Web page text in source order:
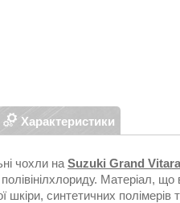
Характеристики
чохли на Suzuki Grand
Матеріал,
шкіри, синтетичних